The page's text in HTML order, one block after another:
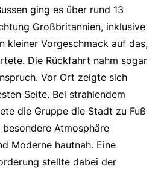
ging es über rund 13
Großbritannien, inklusive
kleiner Vorgeschmack auf das,
Die Rückfahrt nahm sogar
Vor Ort zeigte sich
Seite. Bei strahlendem
die Gruppe die Stadt zu Fuß
Atmosphäre
Moderne hautnah. Eine
stellte dabei der